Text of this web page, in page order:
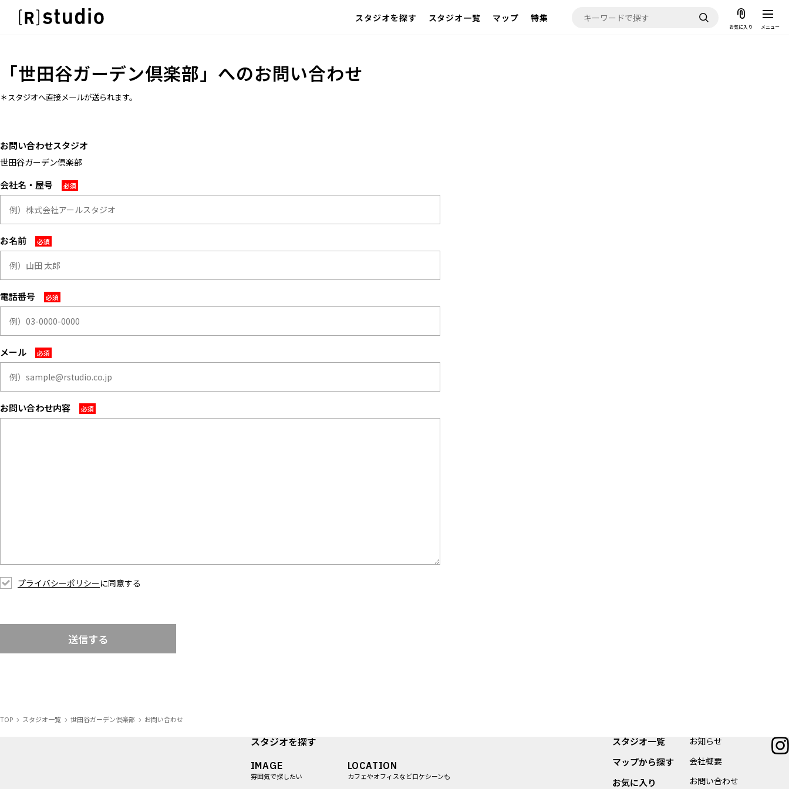
スタジオを探す
スタジオ一覧 マップ 特集
お気に入り メニュー
IMAGE
雰囲気で探したい
SCENE
ひとつのスタジオであれもこれも
LOCATION
カフェやオフィスなどロケシーンも
SIZE&PRICE
広さと利用料金で探す
スタジオを探す
SCENE
LOCATION
カフェやオフィスなどロケシーンも
広さと利用料金で探す
ALL FILTER
すべての選択肢からスタジオを探す
スタジオ一覧
マップから探す
お気に入り
特集
お知らせ
会社概要
お問い合わせ
掲載のお問い合わせ
「世田谷ガーデン倶楽部 」へのお問い合わせ
＊スタジオへ直接メールが送られます。
お問い合わせスタジオ
世田谷ガーデン倶楽部
会社名・屋号
お名前
電話番号
メール
お問い合わせ内容
プライバシーポリシーに同意する
送信する
TOP スタジオ一覧 世田谷ガーデン倶楽部 お問い合わせ
スタジオを探す
IMAGE
雰囲気で探したい
LOCATION
カフェやオフィスなどロケシーンも
スタジオ一覧
マップから探す
お気に入り
お知らせ
会社概要
お問い合わせ